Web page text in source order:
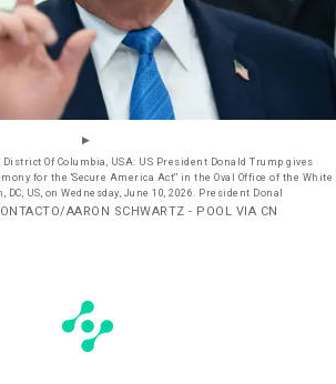
District Of Columbia, USA: US President Donald Trump gives
for the 'Secure America Act'' in the Oval Office of the White
US, on Wednesday, June 10, 2026. President Donal
AARON SCHWARTZ - POOL VIA CN